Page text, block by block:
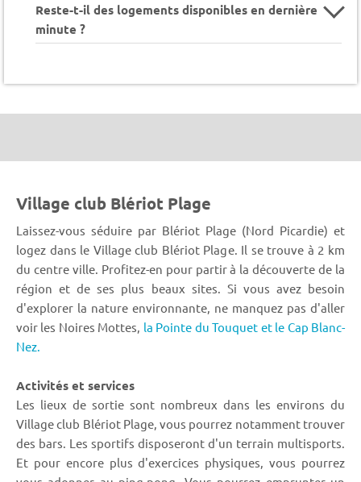
Reste-t-il des logements disponibles en dernière
minute ?
Village club Blériot Plage
Laissez-vous séduire par Blériot Plage (Nord Picardie) et
logez dans le Village club Blériot Plage. Il se trouve à 2 km
du centre ville. Profitez-en pour partir à la découverte de la
région et de ses plus beaux sites. Si vous avez besoin
d'explorer la nature environnante, ne manquez pas d'aller
voir les Noires Mottes, la Pointe du Touquet et le Cap Blanc-
Nez.
Activités et services
Les lieux de sortie sont nombreux dans les environs du
Village club Blériot Plage, vous pourrez notamment trouver
des bars. Les sportifs disposeront d'un terrain multisports.
Et pour encore plus d'exercices physiques, vous pourrez